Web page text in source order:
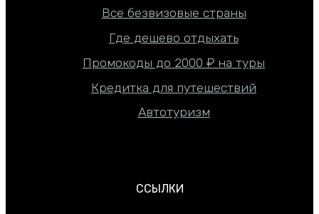
Все безвизовые страны
Где дешево отдыхать
Промокоды до 2000 ₽ на туры
Кредитка для путешествий
Автотуризм
ССЫЛКИ